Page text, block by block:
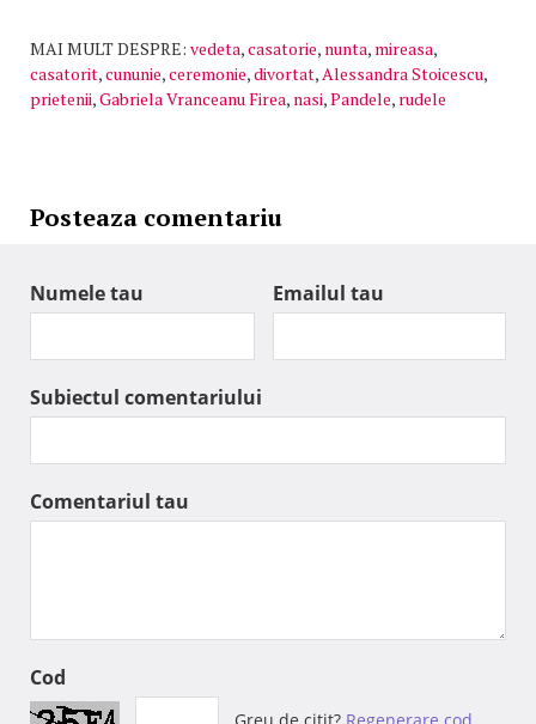
MAI MULT DESPRE: vedeta,casatorie, nunta, mireasa,
casatorit,cununie,ceremonie,divortat,Alessandra Stoicescu,
prietenii,Gabriela Vranceanu Firea, nasi,Pandele, rudele
Posteaza comentariu
Numele tau Emailul tau
Subiectul comentariului
Comentariul tau
Cod